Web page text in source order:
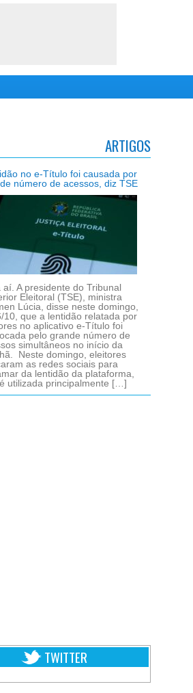
ARTIGOS
no e-Título foi causada por
número de acessos, diz TSE
aí. A presidente do Tribunal
Eleitoral (TSE), ministra
Lúcia, disse neste domingo,
10, que a lentidão relatada por
no aplicativo e-Título foi
pelo grande número de
simultâneos no início da
Neste domingo, eleitores
as redes sociais para
da lentidão da plataforma,
utilizada principalmente […]
TWITTER